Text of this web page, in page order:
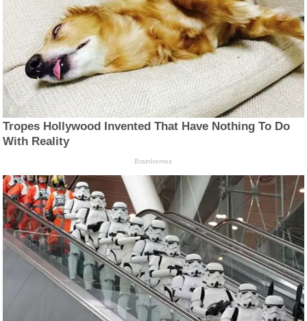
Tropes Hollywood Invented That Have Nothing To Do
With Reality
Brainberries